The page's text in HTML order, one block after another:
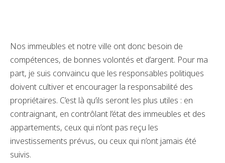
Nos immeubles et notre ville ont donc besoin de
compétences, de bonnes volontés et d’argent. Pour ma
part, je suis convaincu que les responsables politiques
doivent cultiver et encourager la responsabilité des
propriétaires. C’est là qu’ils seront les plus utiles : en
contraignant, en contrôlant l’état des immeubles et des
appartements, ceux qui n’ont pas reçu les
investissements prévus, ou ceux qui n’ont jamais été
suivis.